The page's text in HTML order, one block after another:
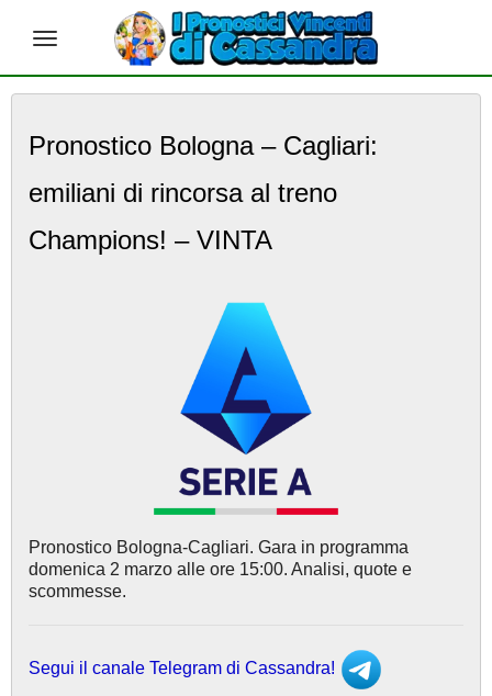
Pronostico Bologna – Cagliari:
emiliani di rincorsa al treno
Champions! – VINTA
Pronostico Bologna-Cagliari. Gara in programma
domenica 2 marzo alle ore 15:00. Analisi, quote e
scommesse.
Segui il canale Telegram di Cassandra!